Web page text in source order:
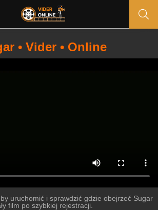
• Vider • Online
uruchomić i sprawdzić gdzie obejrzeć Sugar
film po szybkiej rejestracji.